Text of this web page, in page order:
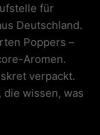
für
Deutschland.
Poppers –
Aromen.
verpackt.
die wissen, was